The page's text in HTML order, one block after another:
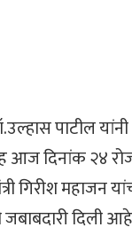
पाटील
आज दिनांक २४
गिरीश महाजन
जबाबदारी दिली